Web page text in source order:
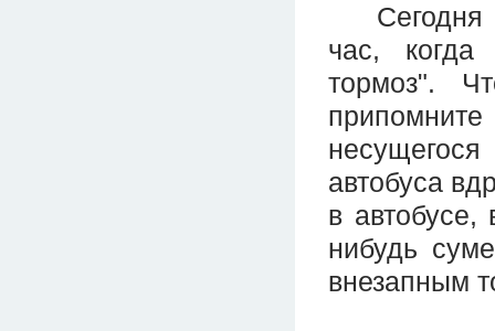
Сегодня с
час,
тормоз".
автобуса
в автобусе,
нибудь
внезапным